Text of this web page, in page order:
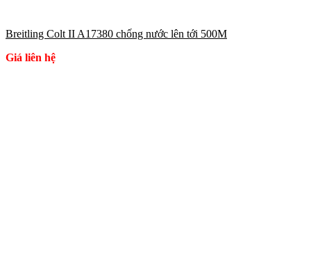
Breitling Colt II A17380 chống nước lên tới 500M
Giá liên hệ